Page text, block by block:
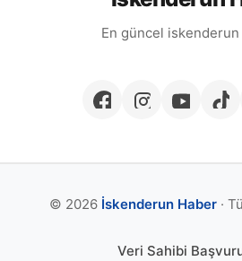
En güncel
© 2026 İskenderun Haber·
Veri Sahibi